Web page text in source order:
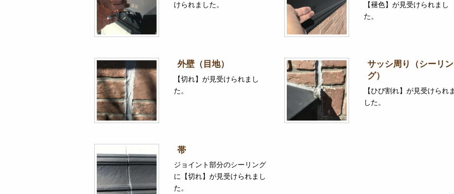
けられました。
【褪色】が見受けられまし
た。
外壁（目地）
【切れ】が見受けられまし
た。
サッシ周り（シーリン
グ）
【ひび割れ】が見受けられ
した。
帯
ジョイント部分のシーリング
に【切れ】が見受けられまし
た。